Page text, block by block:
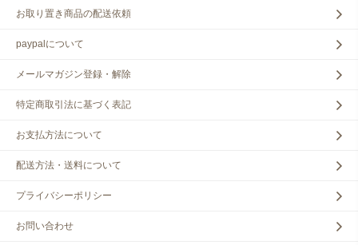
お取り置き商品の配送依頼
paypalについて
メールマガジン登録・解除
特定商取引法に基づく表記
お支払方法について
配送方法・送料について
プライバシーポリシー
お問い合わせ